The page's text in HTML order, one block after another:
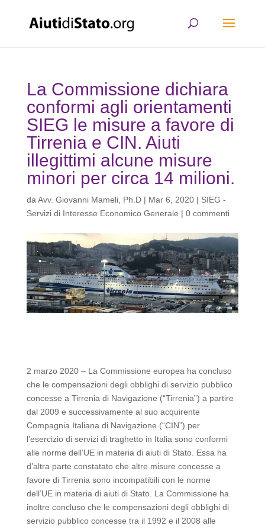
La Commissione dichiara
conformi agli orientamenti
SIEG le misure a favore di
Tirrenia e CIN. Aiuti
illegittimi alcune misure
minori per circa 14 milioni.
da Avv. Giovanni Mameli, Ph.D| Mar 6, 2020| SIEG -
Servizi di Interesse Economico Generale | 0 commenti
2 marzo 2020 – La Commissione europea ha concluso
che le compensazioni degli obblighi di servizio pubblico
concesse a Tirrenia di Navigazione (“Tirrenia”) a partire
dal 2009 e successivamente al suo acquirente
Compagnia Italiana di Navigazione (“CIN”) per
l’esercizio di servizi di traghetto in Italia sono conformi
alle norme dell’UE in materia di aiuti di Stato. Essa ha
d’altra parte constatato che altre misure concesse a
favore di Tirrenia sono incompatibili con le norme
dell’UE in materia di aiuti di Stato. La Commissione ha
inoltre concluso che le compensazioni degli obblighi di
servizio pubblico concesse tra il 1992 e il 2008 alle